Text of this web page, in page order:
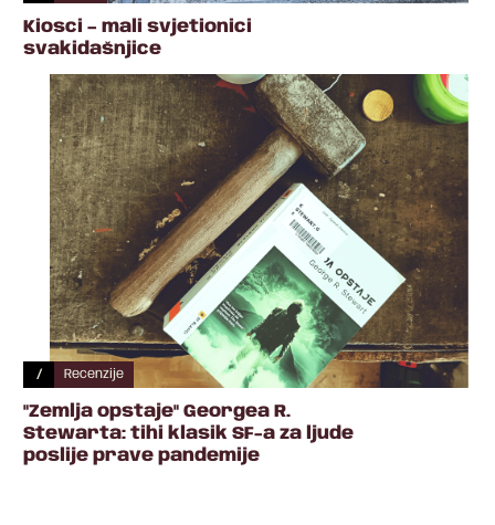
Kiosci – mali svjetionici
svakidašnjice
/ Recenzije
"Zemlja opstaje" Georgea R.
Stewarta: tihi klasik SF-a za ljude
poslije prave pandemije